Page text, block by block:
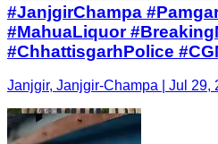
#JanjgirChampa
#MahuaLiquor
#ChhattisgarhPolice
Janjgir, Janjgir-Champa | Jul 29,